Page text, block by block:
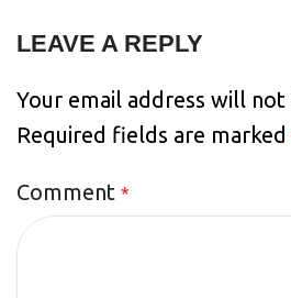
LEAVE A REPLY
Your email address will
Required fields are marked
Comment *